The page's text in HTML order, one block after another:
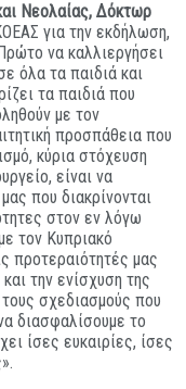
Νεολαίας, Δόκτωρ
για την εκδήλωση,
να καλλιεργήσει
όλα τα παιδιά και
τα παιδιά που
με τον
προσπάθεια που
κύρια στόχευση
είναι να
που διακρίνονται
στον εν λόγω
τον Κυπριακό
προτεραιότητές μας
την ενίσχυση της
σχεδιασμούς που
διασφαλίσουμε το
ίσες ευκαιρίες, ίσες